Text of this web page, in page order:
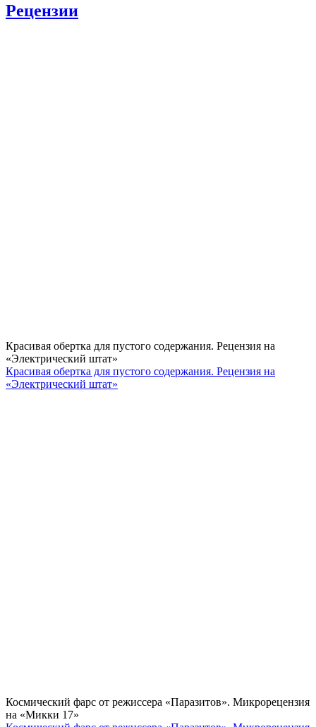
Рецензии
Красивая обертка для пустого содержания. Рецензия на
«Электрический штат»
Красивая обертка для пустого содержания. Рецензия на
«Электрический штат»
Космический фарс от режиссера «Паразитов». Микрорецензия
на «Микки 17»